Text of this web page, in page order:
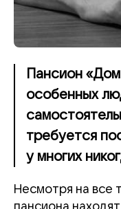
Пансион
особенных
требуется
у многих
Несмотря на все